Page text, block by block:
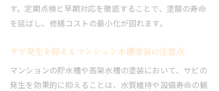
す。定期点検と早期対応を徹底することで、塗膜の寿命
を延ばし、修繕コストの最小化が図れます。
サビ発生を抑えるマンション水槽塗装の注意点
マンションの貯水槽や高架水槽の塗装において、サビの
発生を効果的に抑えることは、水質維持や設備寿命の観